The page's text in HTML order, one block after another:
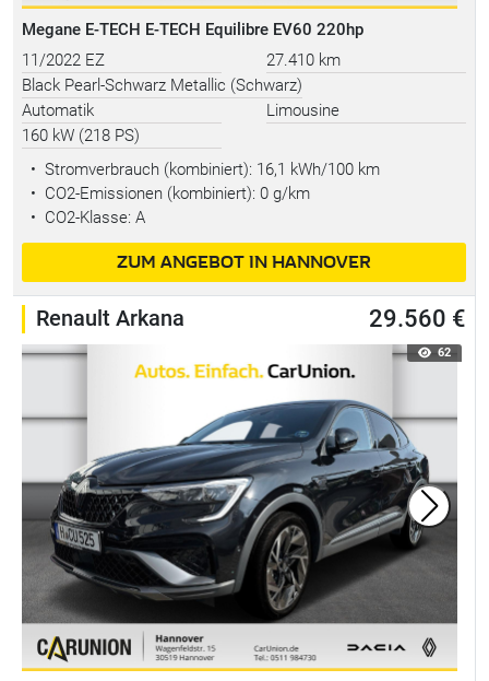
Megane E-TECH E-TECH Equilibre EV60 220hp
11/2022 EZ
27.410 km
Black Pearl-Schwarz Metallic (Schwarz)
Automatik
Limousine
160 kW (218 PS)
• Stromverbrauch (kombiniert): 16,1 kWh/100 km
• CO2-Emissionen (kombiniert): 0 g/km
• CO2-Klasse: A
ZUM ANGEBOT IN HANNOVER
Renault Arkana 29.560 €
62